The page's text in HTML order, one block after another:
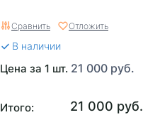
Сравнить Отложить
В наличии
Цена за 1 шт. 21 000 руб.
Итого: 21 000 руб.